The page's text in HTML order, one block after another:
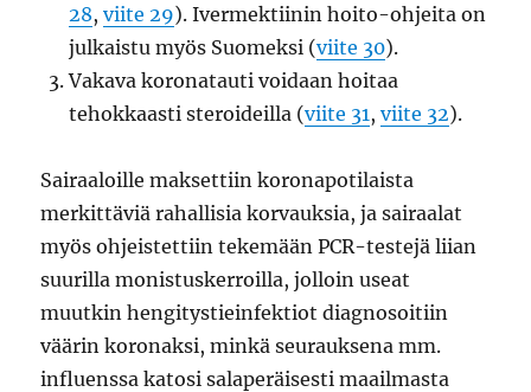
28,viite 29). Ivermektiinin hoito-ohjeita on
julkaistu myös Suomeksi (viite 30).
Vakava koronatauti voidaan hoitaa
tehokkaasti steroideilla (viite 31 ,viite 32).
Sairaaloille maksettiin koronapotilaista
merkittäviä rahallisia korvauksia, ja sairaalat
myös ohjeistettiin tekemään PCR-testejä liian
suurilla monistuskerroilla, jolloin useat
muutkin hengitystieinfektiot diagnosoitiin
väärin koronaksi, minkä seurauksena mm.
influenssa katosi salaperäisesti maailmasta